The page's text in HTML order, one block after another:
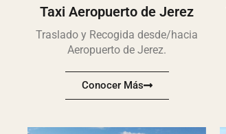
Taxi Aeropuerto de Jerez
Traslado y Recogida desde/hacia
Aeropuerto de Jerez.
Conocer Más